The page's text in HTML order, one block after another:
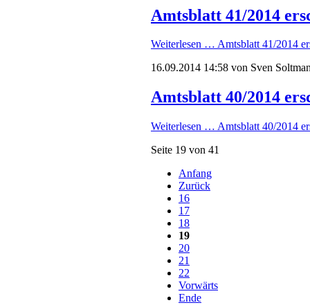
Amtsblatt 41/2014
Weiterlesen … Amtsblatt 41/2014
16.09.2014 14:58 von Sven
Amtsblatt 40/2014
Weiterlesen … Amtsblatt 40/2014
Seite 19 von 41
Anfang
Zurück
16
17
18
19
20
21
22
Vorwärts
Ende